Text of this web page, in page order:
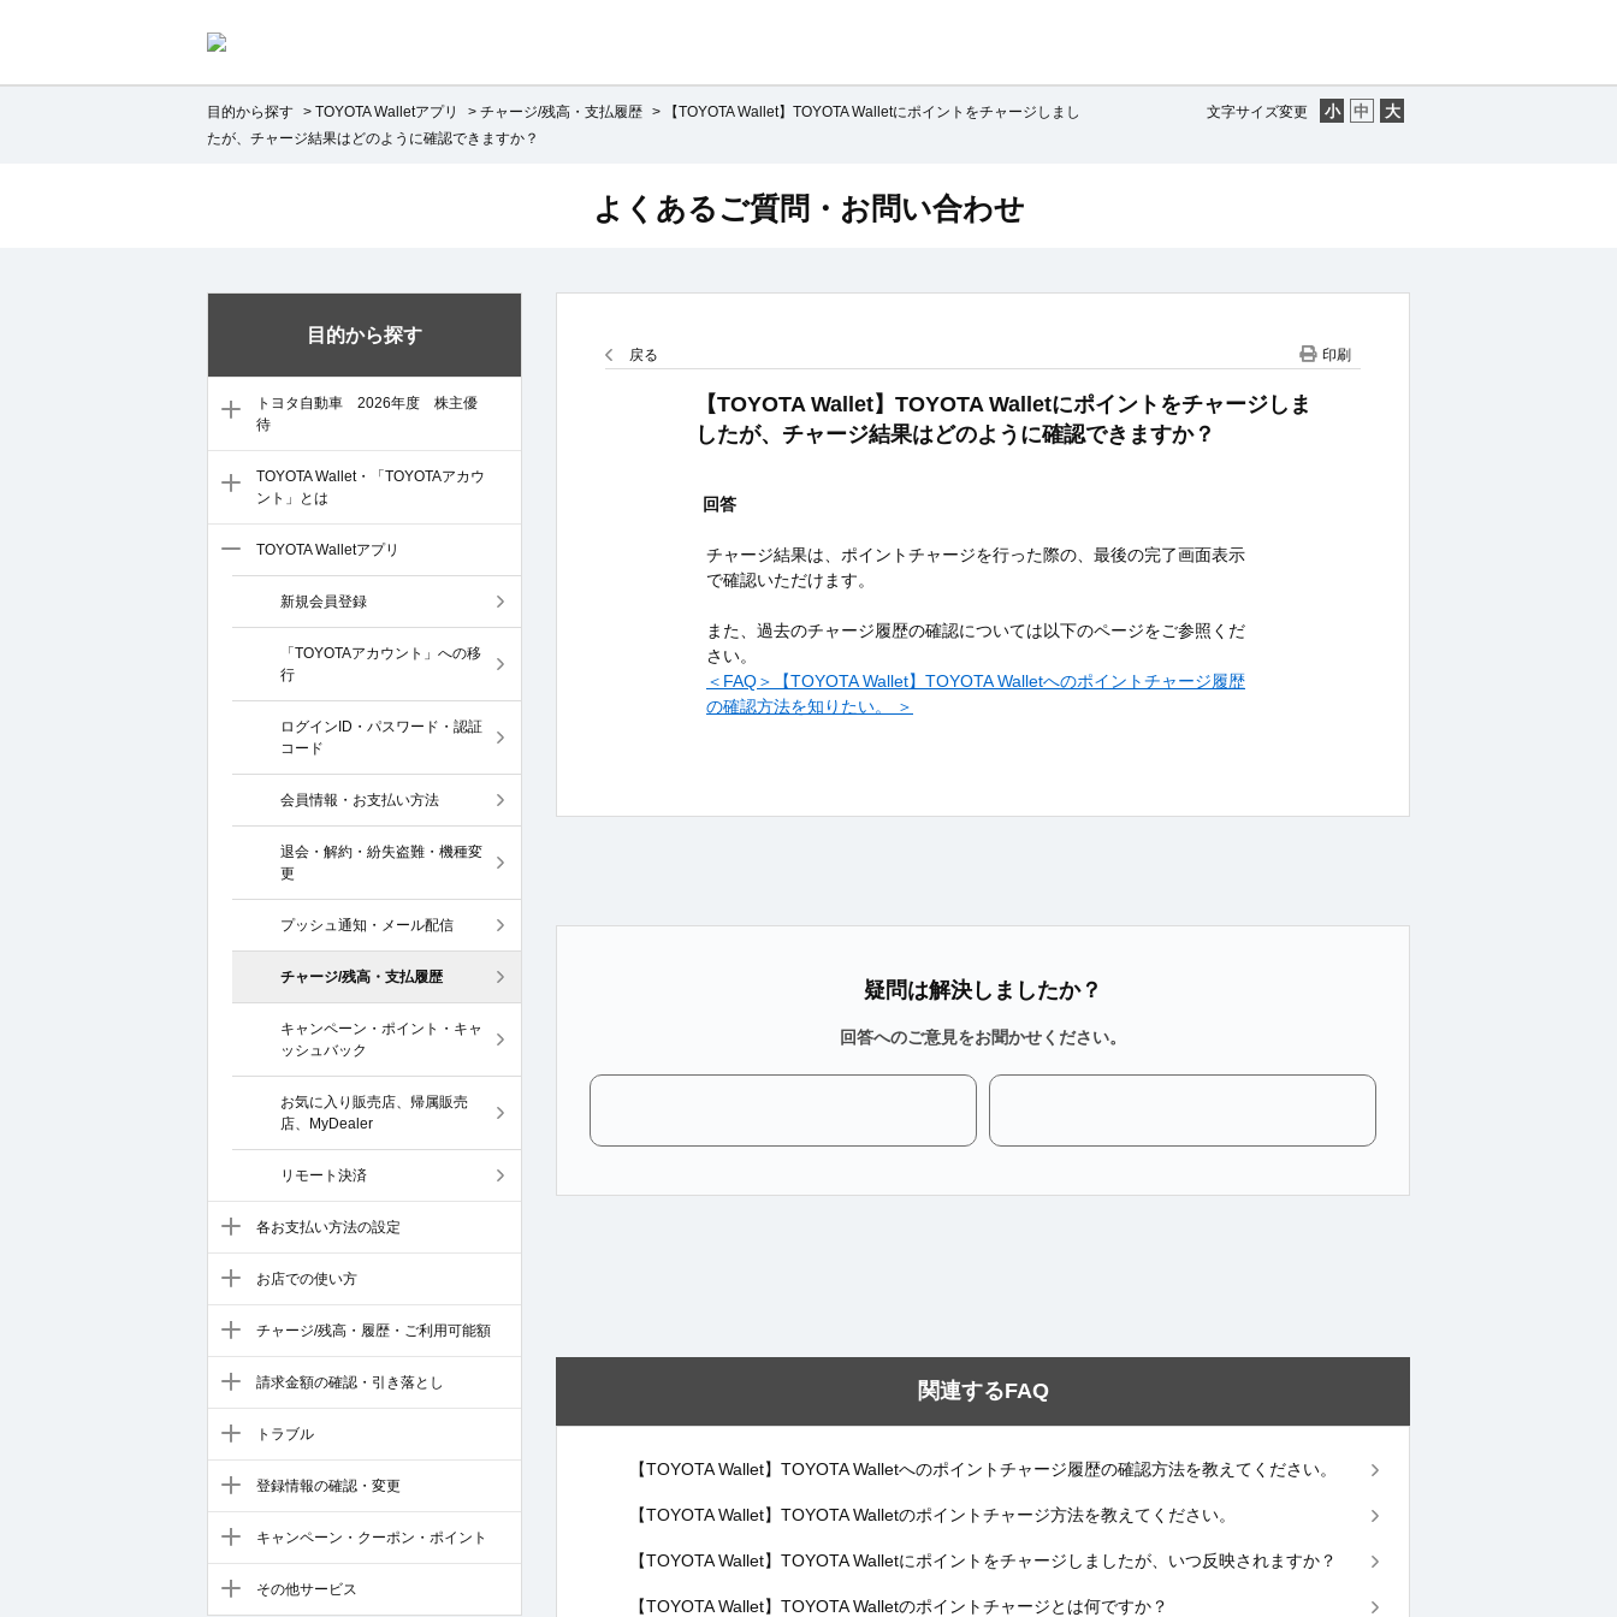
文字サイズ変更
目的から探す > TOYOTA Walletアプリ > チャージ/残高・支払履歴 >
【TOYOTA Wallet】TOYOTA Walletにポイントをチャージしまし
たが、チャージ結果はどのように確認できますか？
目的から探す
トヨタ自動車 2026年度 株主優
待
TOYOTA Wallet・「TOYOTAアカウ
ント」とは
TOYOTA Walletアプリ
新規会員登録
「TOYOTAアカウント」への移
行
ログインID・パスワード・認証
コード
会員情報・お支払い方法
退会・解約・紛失盗難・機種変
更
プッシュ通知・メール配信
チャージ/残高・支払履歴
キャンペーン・ポイント・キャ
ッシュバック
お気に入り販売店、帰属販売
店、MyDealer
リモート決済
各お支払い方法の設定
お店での使い方
チャージ/残高・履歴・ご利用可能額
請求金額の確認・引き落とし
トラブル
登録情報の確認・変更
キャンペーン・クーポン・ポイント
その他サービス
よくあるご質問・お問い合わせ
戻る 印刷
【TOYOTA Wallet】TOYOTA Walletにポイントをチャージしま
したが、チャージ結果はどのように確認できますか？
回答
チャージ結果は、ポイントチャージを行った際の、最後の完了画面表示
で確認いただけます。
また、過去のチャージ履歴の確認については以下のページをご参照くだ
さい。
＜FAQ＞【TOYOTA Wallet】TOYOTA Walletへのポイントチャージ履歴
の確認方法を知りたい。 ＞
疑問は解決しましたか？
回答へのご意見をお聞かせください。
関連するFAQ
【TOYOTA Wallet】TOYOTA Walletへのポイントチャージ履歴の確認方法を教えてください。
【TOYOTA Wallet】TOYOTA Walletのポイントチャージ方法を教えてください。
【TOYOTA Wallet】TOYOTA Walletにポイントをチャージしましたが、いつ反映されますか？
【TOYOTA Wallet】TOYOTA Walletのポイントチャージとは何ですか？